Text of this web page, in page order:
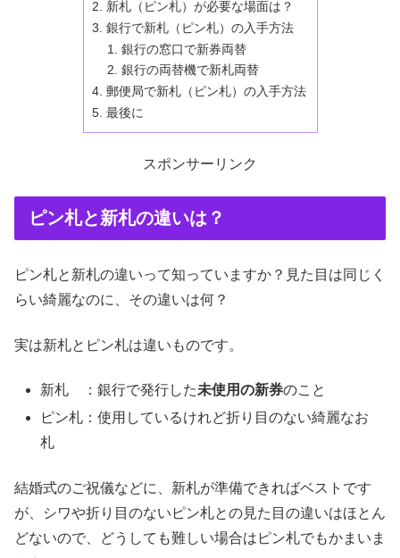
新札（ピン札）が必要な場面は？
銀行で新札（ピン札）の入手方法
銀行の窓口で新券両替
銀行の両替機で新札両替
郵便局で新札（ピン札）の入手方法
最後に
スポンサーリンク
ピン札と新札の違いは？
ピン札と新札の違いって知っていますか？見た目は同じく
らい綺麗なのに、その違いは何？
実は新札とピン札は違いものです。
新札 ：銀行で発行した未使用の新券のこと
ピン札：使用しているけれど折り目のない綺麗なお
札
結婚式のご祝儀などに、新札が準備できればベストです
が、シワや折り目のないピン札との見た目の違いはほとん
どないので、どうしても難しい場合はピン札でもかまいま